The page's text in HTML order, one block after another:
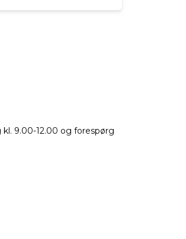
9.00-12.00 og forespørg